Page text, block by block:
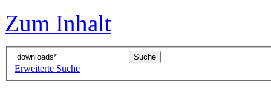
Zum Inhalt
Erweiterte Suche